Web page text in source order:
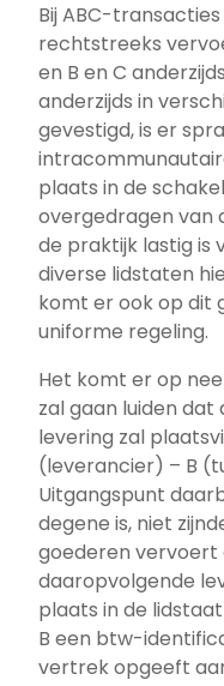
Bij ABC-
rechtstreeks
en B en C
anderzijds in
gevestigd, is er
plaats in de
overgedragen van
de praktijk lastig is
diverse lidstaten
komt er ook op dit
uniforme regeling.
Het komt er op
zal gaan luiden
levering zal
(leverancier) – B
Uitgangspunt
degene is, niet
goederen vervoert
daaropvolgende
plaats in de
B een btw-
vertrek opgeeft